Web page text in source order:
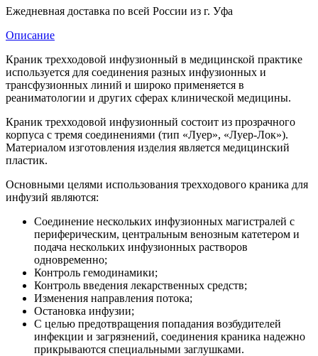
Ежедневная доставка по всей России из г. Уфа
Описание
Краник трехходовой инфузионный в медицинской практике
используется для соединения разных инфузионных и
трансфузионных линий и широко применяется в
реаниматологии и других сферах клинической медицины.
Краник трехходовой инфузионный состоит из прозрачного
корпуса с тремя соединениями (тип «Луер», «Луер-Лок»).
Материалом изготовления изделия является медицинский
пластик.
Основными целями использования трехходового краника для
инфузий являются:
Соединение нескольких инфузионных магистралей с
периферическим, центральным венозным катетером и
подача нескольких инфузионных растворов
одновременно;
Контроль гемодинамики;
Контроль введения лекарственных средств;
Изменения направления потока;
Остановка инфузии;
С целью предотвращения попадания возбудителей
инфекции и загрязнений, соединения краника надежно
прикрываются специальными заглушками.